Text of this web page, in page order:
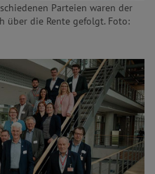
Parteien waren der
über die Rente gefolgt. Foto: